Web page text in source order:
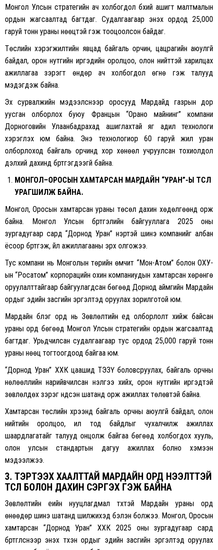
Монгол Улсын стратегийн ач холбогдол бүхий ашигт малтмалын
ордын жагсаалтад багтдаг. Судалгаагаар энэхүү ордод 25,000
гаруй тонн ураны нөөцтэй гэж тооцоолсон байдаг.
Төслийн хэрэгжилтийн явцад байгаль орчин, цацрагийн аюулгүй
байдал, орон нутгийн иргэдийн оролцоо, олон нийттэй харилцах
ажиллагаа зэрэгт өндөр ач холбогдол өгнө гэж талууд
мэдэгдэж байна.
Эх сурвалжийн мэдээлснээр оросууд Мардайд газрын дор
уусган олборлох буюу Францын “Орано майнинг” компани
Дорноговийн Улаанбадрахад ашиглахтай яг адил технологи
хэрэглэх юм байна. Энэ технологиор 60 гаруй жил уран
олборлоход байгаль орчинд хор хөнөөл учруулсан тохиолдол
дэлхий дахинд бүртгэгдээгүй байна.
МОНГОЛ–ОРОСЫН ХАМТАРСАН МАРДАЙН “УРАН”-Ы ТӨСӨЛ
УРАГШИЛЖ БАЙНА.
Монгол, Оросын хамтарсан ураны төсөл дахин хөдөлгөөнд орж
байна. Монгол Улсын бүртгэлийн байгууллага 2025 оны
зургадугаар сард “Дорнод Уран” нэртэй шинэ компанийг албан
ёсоор бүртгэж, үйл ажиллагааны эрх олгожээ.
Тус компани нь Монголын төрийн өмчит “Мон-Атом” болон ОХУ-
ын “Росатом” корпорацийн охин компаниудын хамтарсан хөрөнгө
оруулалттайгаар байгуулагдсан бөгөөд Дорнод аймгийн Мардайн
ордыг эдийн засгийн эргэлтэд оруулах зорилготой юм.
Мардайн бүлэг орд нь Зөвлөлтийн үед олборлолт хийж байсан
ураны орд бөгөөд Монгол Улсын стратегийн ордын жагсаалтад
багтдаг. Урьдчилсан судалгаагаар тус ордод 25,000 гаруй тонн
ураны нөөц тогтоогдоод байгаа юм.
“Дорнод Уран” ХХК цаашид ТЭЗҮ боловсруулах, байгаль орчны
нөлөөллийн нарийвчилсан үнэлгээ хийх, орон нутгийн иргэдтэй
зөвлөлдөх зэрэг үндсэн шатанд орж ажиллах төлөвтэй байна.
Хамтарсан төслийн хүрээнд байгаль орчны аюулгүй байдал, олон
нийтийн оролцоо, ил тод байдлыг чухалчилж ажиллах
шаардлагатайг талууд онцолж байгаа бөгөөд холбогдох хууль,
олон улсын стандартын дагуу ажиллах болно хэмээн
мэдээлжээ.
3. ТЭРТЭЭХ ХААЛТТАЙ МАРДАЙН ОРД НЭЭЛТТЭЙ
ТӨСӨЛ БОЛОН ДАХИН СЭРГЭХ ГЭЖ БАЙНА
Зөвлөлтийн үеийн нууцлагдмал түүхтэй Мардайн ураны орд
өнөөдөр шинэ шатанд шилжихэд бэлэн болжээ. Монгол, Оросын
хамтарсан “Дорнод Уран” ХХК 2025 оны зургадугаар сард
бүртгүүлснээр энэхүү түүхэн ордыг эдийн засгийн эргэлтэд оруулах